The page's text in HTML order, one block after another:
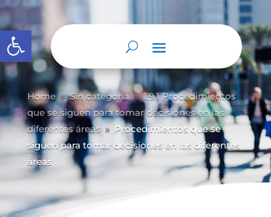
Abrir barra de herramientas
Home 9 Sin categoría 9 1.9.1 Procedimientos
que se siguen para tomar decisiones en las
diferentes áreas 9
Procedimientos que se
siguen para tomar decisiones en las diferentes
áreas